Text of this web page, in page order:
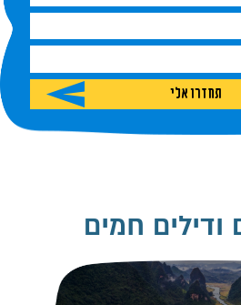
ודילים חמים